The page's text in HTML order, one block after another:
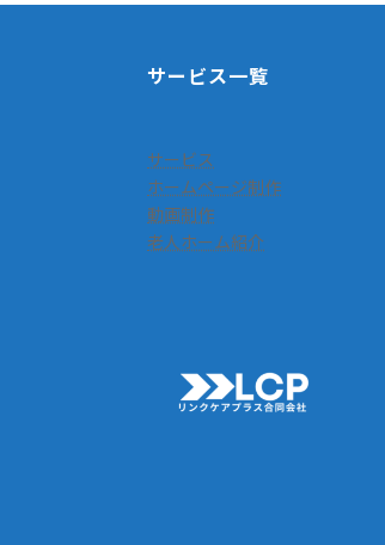
サービス一覧
サービス
ホームページ制作
動画制作
老人ホーム紹介